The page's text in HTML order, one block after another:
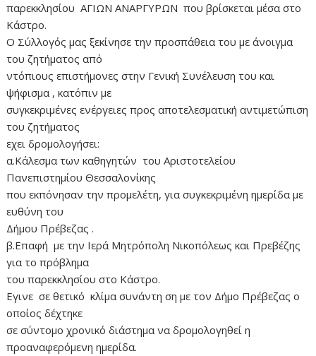
παρεκκλησίου AΓΙΩΝ ΑΝΑΡΓΥΡΩΝ που βρίσκεται μέσα στο
Κάστρο.
Ο Σύλλογός μας ξεκίνησε την προσπάθεια του με άνοιγμα
του ζητήματος από
ντόπιους επιστήμονες στην Γενική Συνέλευση του και
ψήφισμα , κατόπιν με
συγκεκριμένες ενέργειες προς αποτελεσματική αντιμετώπιση
του ζητήματος
εχει δρομολογήσει:
α.Κάλεσμα των καθηγητών του Αριστοτελείου
Πανεπιστημίου Θεσσαλονίκης
που εκπόνησαν την προμελέτη, για συγκεκριμένη ημερίδα με
ευθύνη του
Δήμου Πρέβεζας .
β.Επαφή με την Ιερά Μητρόπολη Νικοπόλεως και Πρεβέζης
για το πρόβλημα
του παρεκκλησίου στο Κάστρο.
Εγινε σε θετικό κλίμα συνάντη ση με τον Δήμο Πρέβεζας ο
οποίος δέχτηκε
σε σύντομο χρονικό διάστημα να δρομολογηθεί η
προαναφερόμενη ημερίδα.